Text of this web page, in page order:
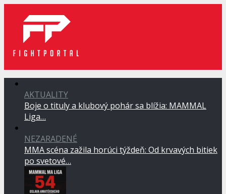
AKTUALITY
Boje o tituly a klubový pohár sa blížia: MAMMAL
Liga…
NEZARADENÉ
MMA scéna zažila horúci týždeň: Od krvavých bitiek
po svetové…